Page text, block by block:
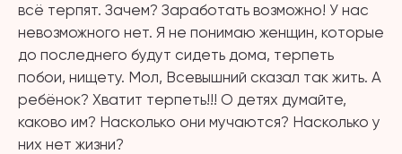
всё терпят. Зачем? Заработать возможно! У нас
невозможного нет. Я не понимаю женщин, которые
до последнего будут сидеть дома, терпеть
побои, нищету. Мол, Всевышний сказал так жить. А
ребёнок? Хватит терпеть!!! О детях думайте,
каково им? Насколько они мучаются? Насколько у
них нет жизни?